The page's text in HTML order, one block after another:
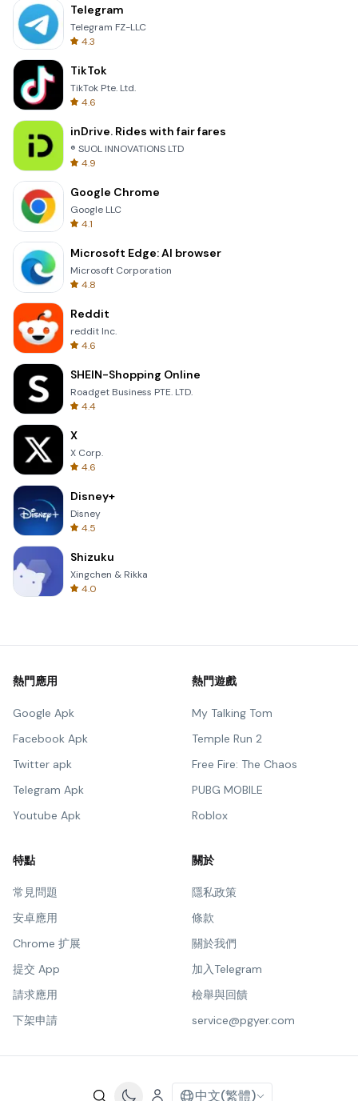
Telegram
Telegram FZ-LLC
4.3
TikTok
TikTok Pte. Ltd.
4.6
inDrive. Rides with fair fares
® SUOL INNOVATIONS LTD
4.9
Google Chrome
Google LLC
4.1
Microsoft Edge: AI browser
Microsoft Corporation
4.8
Reddit
reddit Inc.
4.6
SHEIN-Shopping Online
Roadget Business PTE. LTD.
4.4
X
X Corp.
4.6
Disney+
Disney
4.5
Shizuku
Xingchen & Rikka
4.0
熱門應用
Google Apk
Facebook Apk
Twitter apk
Telegram Apk
Youtube Apk
熱門遊戲
My Talking Tom
Temple Run 2
Free Fire: The Chaos
PUBG MOBILE
Roblox
特點
常見問題
安卓應用
Chrome 扩展
提交 App
請求應用
下架申請
關於
隱私政策
條款
關於我們
加入Telegram
檢舉與回饋
service@pgyer.com
中文(繁體)